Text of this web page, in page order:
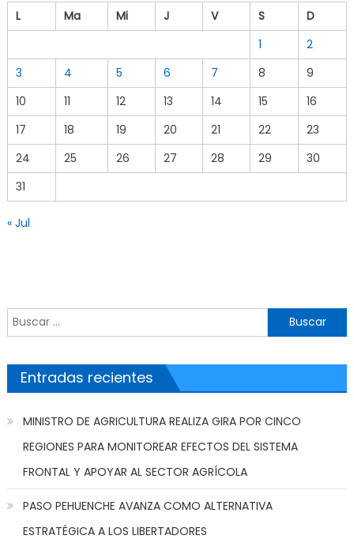
L
Ma Mi J V S
D
1
2
3
4 5 6 7 8
9
10
11 12 13 14 15
16
17
18 19 20 21 22
23
24
25 26 27 28 29
30
31
« Jul
Buscar por:
Entradas recientes
MINISTRO DE AGRICULTURA REALIZA GIRA POR CINCO
REGIONES PARA MONITOREAR EFECTOS DEL SISTEMA
FRONTAL Y APOYAR AL SECTOR AGRÍCOLA
PASO PEHUENCHE AVANZA COMO ALTERNATIVA
ESTRATÉGICA A LOS LIBERTADORES